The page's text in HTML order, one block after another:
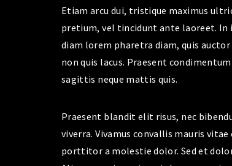
Etiam arcu dui, tristique maximus
pretium, vel tincidunt ante laoreet. In
diam lorem pharetra diam, quis auctor
non quis lacus. Praesent
sagittis neque mattis quis.
Praesent blandit elit risus, nec
viverra. Vivamus convallis mauris
porttitor a molestie dolor. Sed et